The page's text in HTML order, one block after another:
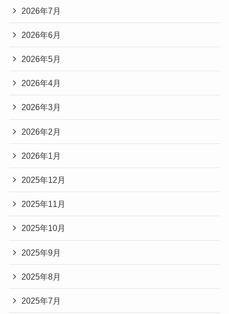
2026年7月
2026年6月
2026年5月
2026年4月
2026年3月
2026年2月
2026年1月
2025年12月
2025年11月
2025年10月
2025年9月
2025年8月
2025年7月